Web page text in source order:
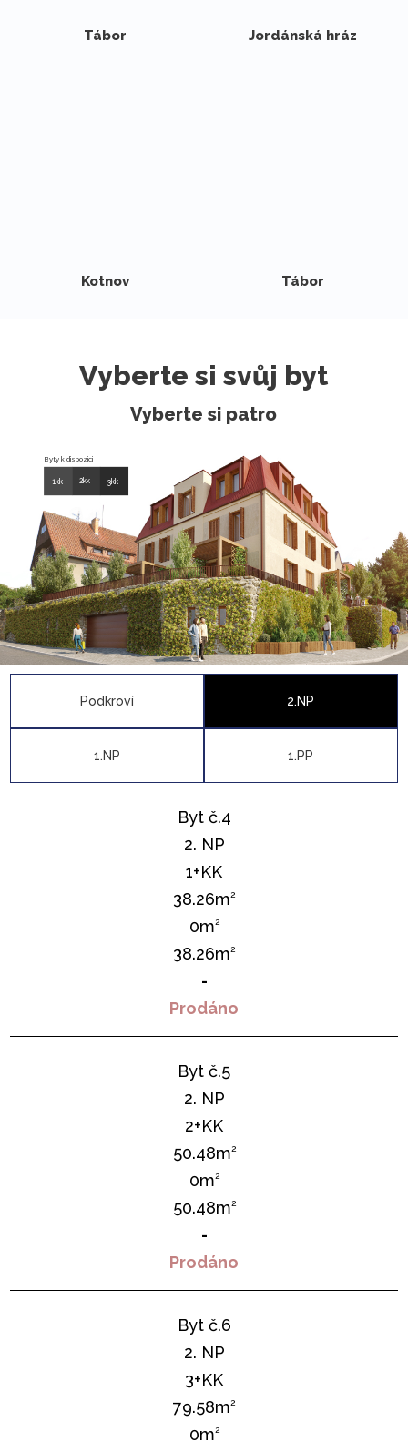
Tábor Jordánská hráz
Kotnov Tábor
Vyberte si svůj byt
Vyberte si patro
1kk 2kk 3kk
Byty k dispozici
Podkroví 2.NP
1.NP 1.PP
Byt č.4
2. NP
1+KK
38.26m2
0m2
38.26m2
-
Prodáno
Byt č.5
2. NP
2+KK
50.48m2
0m2
50.48m2
-
Prodáno
Byt č.6
2. NP
3+KK
79.58m2
0m2